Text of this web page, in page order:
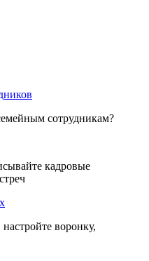
сотрудникам?
кадровые
воронку,